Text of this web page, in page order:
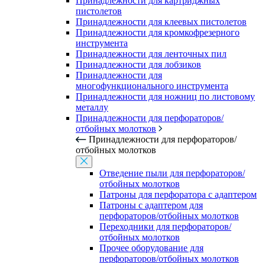
пистолетов
Принадлежности для клеевых пистолетов
Принадлежности для кромкофрезерного
инструмента
Принадлежности для ленточных пил
Принадлежности для лобзиков
Принадлежности для
многофункционального инструмента
Принадлежности для ножниц по листовому
металлу
Принадлежности для перфораторов/
отбойных молотков
Принадлежности для перфораторов/
отбойных молотков
Отведение пыли для перфораторов/
отбойных молотков
Патроны для перфоратора с адаптером
Патроны с адаптером для
перфораторов/отбойных молотков
Переходники для перфораторов/
отбойных молотков
Прочее оборудование для
перфораторов/отбойных молотков